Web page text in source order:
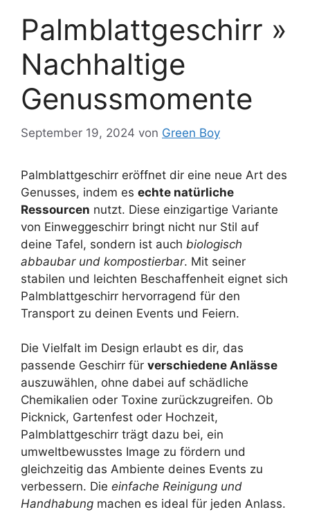
Palmblattgeschirr »
Nachhaltige
Genussmomente
September 19, 2024 von Green Boy
Palmblattgeschirr eröffnet dir eine neue Art des
Genusses, indem es echte natürliche
Ressourcen nutzt. Diese einzigartige Variante
von Einweggeschirr bringt nicht nur Stil auf
deine Tafel, sondern ist auch biologisch
abbaubar und kompostierbar. Mit seiner
stabilen und leichten Beschaffenheit eignet sich
Palmblattgeschirr hervorragend für den
Transport zu deinen Events und Feiern.
Die Vielfalt im Design erlaubt es dir, das
passende Geschirr für verschiedene Anlässe
auszuwählen, ohne dabei auf schädliche
Chemikalien oder Toxine zurückzugreifen. Ob
Picknick, Gartenfest oder Hochzeit,
Palmblattgeschirr trägt dazu bei, ein
umweltbewusstes Image zu fördern und
gleichzeitig das Ambiente deines Events zu
verbessern. Die einfache Reinigung und
Handhabung machen es ideal für jeden Anlass.